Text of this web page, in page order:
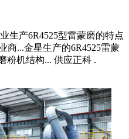
生产6R4525型雷蒙磨的特点
商...金星生产的6R4525雷蒙
粉机结构... 供应正科 .